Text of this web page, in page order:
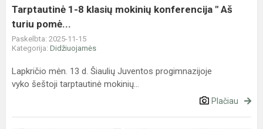
Aš
turiu
pomė...
Tarptautinė 1-8 klasių mokinių konferencija " Aš
turiu pomė...
Paskelbta: 2025-11-15
Kategorija: Didžiuojamės
Lapkričio mėn. 13 d. Šiaulių Juventos progimnazijoje
vyko šeštoji tarptautinė mokinių...
Plačiau